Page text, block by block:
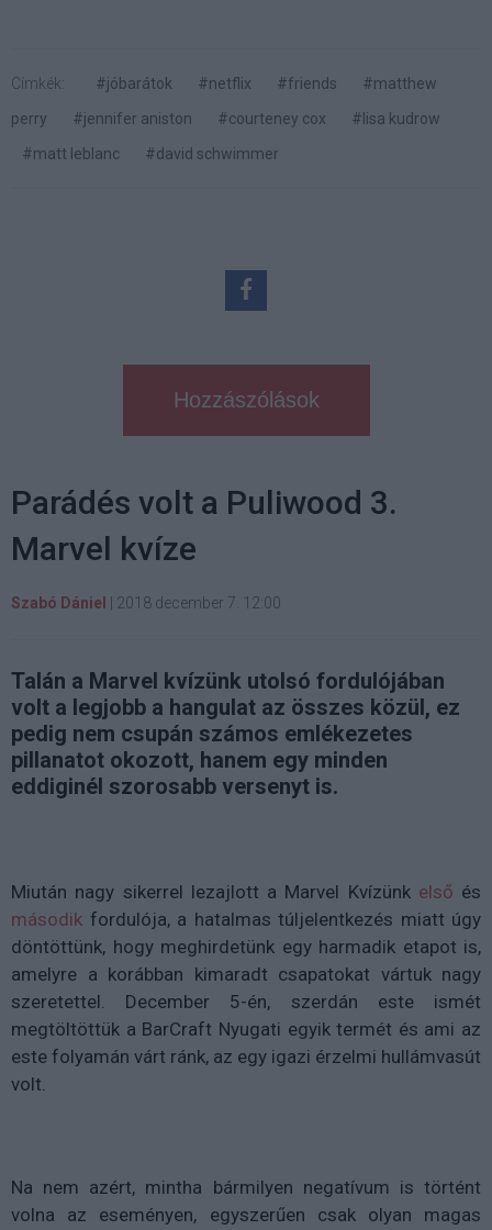
Címkék: #jóbarátok #netflix #friends
#matthew
perry
#jennifer aniston #courteney cox
#lisa kudrow
#matt leblanc
#david schwimmer
Hozzászólások
Parádés volt a Puliwood 3.
Marvel kvíze
Szabó Dániel 2018 december 7. 12:00
Talán a Marvel kvízünk utolsó fordulójában
volt a legjobb a hangulat az összes közül, ez
pedig nem csupán számos emlékezetes
pillanatot okozott, hanem egy minden
eddiginél szorosabb versenyt is.
Miután nagy sikerrel lezajlott a Marvel Kvízünk első és
második fordulója, a hatalmas túljelentkezés miatt úgy
döntöttünk, hogy meghirdetünk egy harmadik etapot is,
amelyre a korábban kimaradt csapatokat vártuk nagy
szeretettel. December 5-én, szerdán este ismét
megtöltöttük a BarCraft Nyugati egyik termét és ami az
este folyamán várt ránk, az egy igazi érzelmi hullámvasút
volt.
Na nem azért, mintha bármilyen negatívum is történt
volna az eseményen, egyszerűen csak olyan magas